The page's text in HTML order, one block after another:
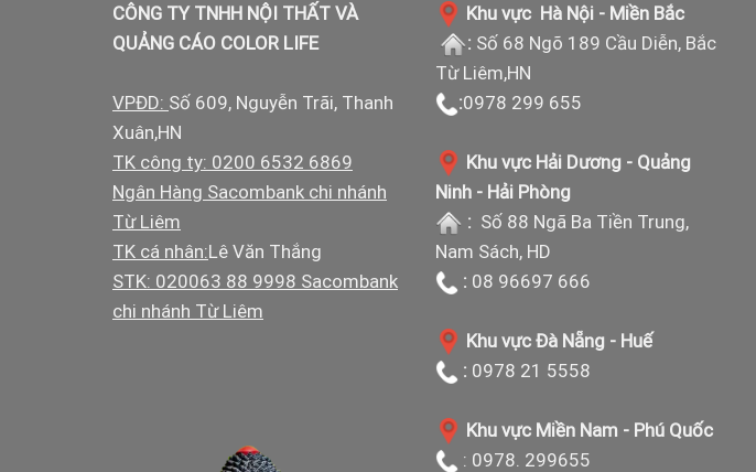
CÔNG TY TNHH NỘI THẤT VÀ
QUẢNG CÁO COLOR LIFE
VPĐD: Số 609, Nguyễn Trãi, Thanh
Xuân,HN
TK công ty: 0200 6532 6869
Ngân Hàng Sacombank chi nhánh
Từ Liêm
TK cá nhân:Lê Văn Thắng
STK: 020063 88 9998 Sacombank
chi nhánh Từ Liêm
Khu vực Hà Nội - Miền Bắc
: Số 68 Ngõ 189 Cầu Diễn, Bắc
Từ Liêm,HN
:0978 299 655
Khu vực Hải Dương - Quảng
Ninh - Hải Phòng
: Số 88 Ngã Ba Tiền Trung,
Nam Sách, HD
: 08 96697 666
Khu vực Đà Nẵng - Huế
: 0978 21 5558
Khu vực Miền Nam - Phú Quốc
: 0978. 299655